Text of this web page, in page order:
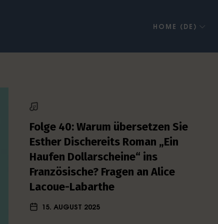
HOME (DE)
Folge 40: Warum übersetzen Sie
Esther Dischereits Roman „Ein
Haufen Dollarscheine“ ins
Französische? Fragen an Alice
Lacoue-Labarthe
15. AUGUST 2025